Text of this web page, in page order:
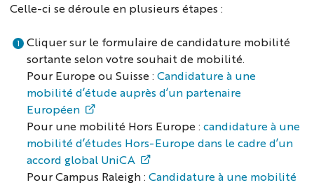
Celle-ci se déroule en plusieurs étapes :
Cliquer sur le formulaire de candidature mobilité
sortante selon votre souhait de mobilité.
Pour Europe ou Suisse :Candidature à une
mobilité d’étude auprès d’un partenaire
Européen
Pour une mobilité Hors Europe :candidature à une
mobilité d’études Hors-Europe dans le cadre d’un
accord global UniCA
Pour Campus Raleigh :Candidature à une mobilité